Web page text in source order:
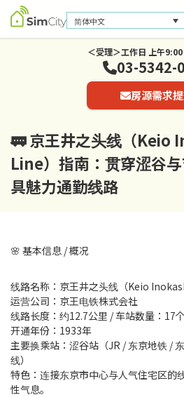
简体中文
隐私保护政策
＜受理＞工作日 上午
03-5342-
房源需求
🚃 京王井之头线（Keio
Line）指南：贯穿涩谷
具魅力通勤线路
🌸 基本信息 / 概况
线路名称：京王井之头线（Keio
运营公司：京王电铁株式会社
线路长度：约12.7公里 / 车站数量：17
开通年份：1933年
主要换乘站：涩谷站（JR / 东京地铁 /
线）
特色：连接东京市中心与人气住宅区的
性气息。